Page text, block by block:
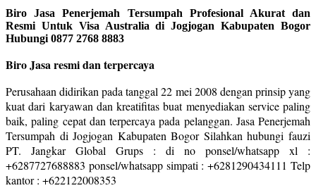
Biro Jasa Penerjemah Tersumpah Profesional Akurat dan
Resmi Untuk Visa Australia di Jogjogan Kabupaten Bogor
Hubungi 0877 2768 8883
Biro Jasa resmi dan terpercaya
Perusahaan didirikan pada tanggal 22 mei 2008 dengan prinsip yang
kuat dari karyawan dan kreatifitas buat menyediakan service paling
baik, paling cepat dan terpercaya pada pelanggan. Jasa Penerjemah
Tersumpah di Jogjogan Kabupaten Bogor Silahkan hubungi fauzi
PT. Jangkar Global Grups : di no ponsel/whatsapp xl :
+6287727688883 ponsel/whatsapp simpati : +6281290434111 Telp
kantor : +622122008353